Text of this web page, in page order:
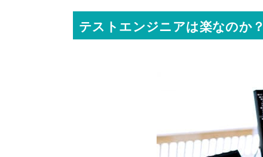
テストエンジニアは楽なのか？